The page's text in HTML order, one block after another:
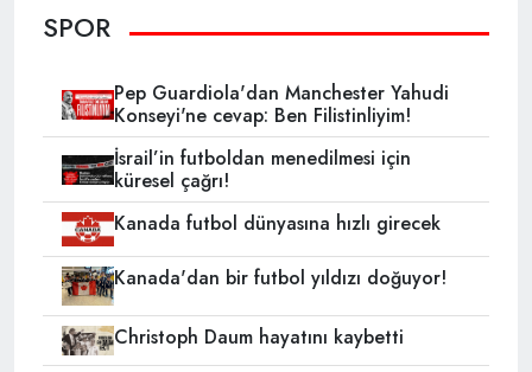
SPOR
Pep Guardiola'dan Manchester Yahudi
Konseyi'ne cevap: Ben Filistinliyim!
İsrail’in futboldan menedilmesi için
küresel çağrı!
Kanada futbol dünyasına hızlı girecek
Kanada'dan bir futbol yıldızı doğuyor!
Christoph Daum hayatını kaybetti